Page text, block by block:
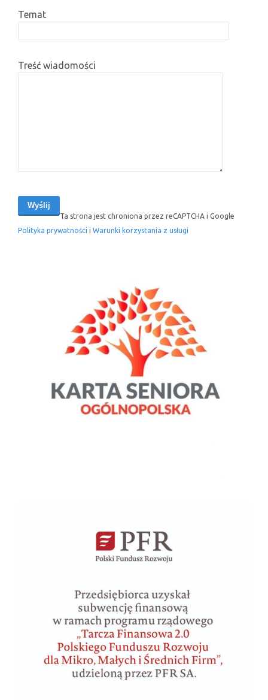
Temat
Treść wiadomości
Ta strona jest chroniona przez reCAPTCHA i Google
Polityka prywatności i Warunki korzystania z usługi